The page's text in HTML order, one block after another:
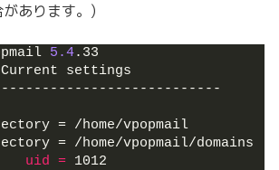
あります。)
5.4.33
settings
= /home/vpopmail
= /home/vpopmail/domains
uid
= 1012